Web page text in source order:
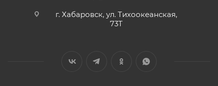
г. Хабаровск, ул. Тихоокеанская,
73Т